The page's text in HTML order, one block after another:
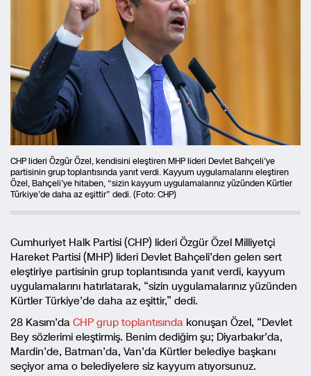
CHP lideri Özgür Özel, kendisini eleştiren MHP lideri Devlet Bahçeli’ye
partisinin grup toplantısında yanıt verdi. Kayyum uygulamalarını eleştiren
Özel, Bahçeli’ye hitaben, “sizin kayyum uygulamalarınız yüzünden Kürtler
Türkiye’de daha az eşittir” dedi. (Foto: CHP)
Cumhuriyet Halk Partisi (CHP) lideri Özgür Özel Milliyetçi
Hareket Partisi (MHP) lideri Devlet Bahçeli’den gelen sert
eleştiriye partisinin grup toplantısında yanıt verdi, kayyum
uygulamalarını hatırlatarak, “sizin uygulamalarınız yüzünden
Kürtler Türkiye’de daha az eşittir,” dedi.
28 Kasım’da CHP grup toplantısında konuşan Özel, “Devlet
Bey sözlerimi eleştirmiş. Benim dediğim şu; Diyarbakır’da,
Mardin’de, Batman’da, Van’da Kürtler belediye başkanı
seçiyor ama o belediyelere siz kayyum atıyorsunuz.